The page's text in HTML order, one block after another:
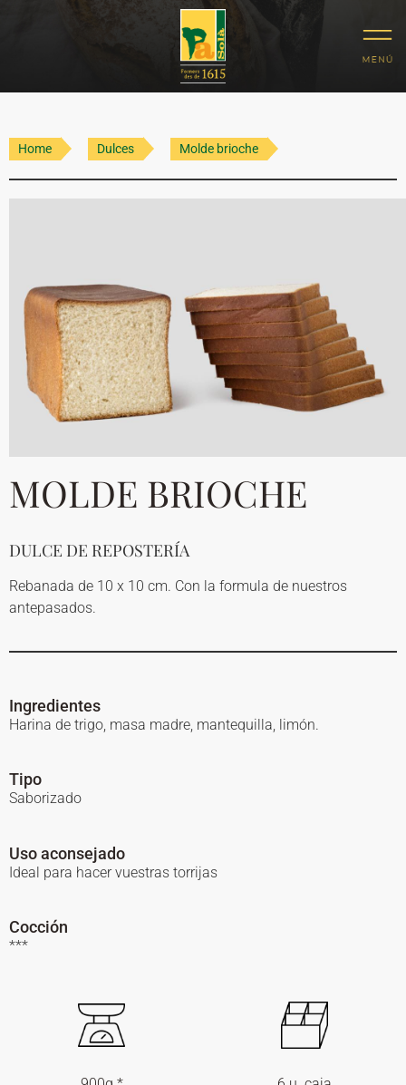
Home Dulces Molde brioche
MOLDE BRIOCHE
DULCE DE REPOSTERÍA
Rebanada de 10 x 10 cm. Con la formula de nuestros
antepasados.
Ingredientes
Harina de trigo, masa madre, mantequilla, limón.
Tipo
Saborizado
Uso aconsejado
Ideal para hacer vuestras torrijas
Cocción
***